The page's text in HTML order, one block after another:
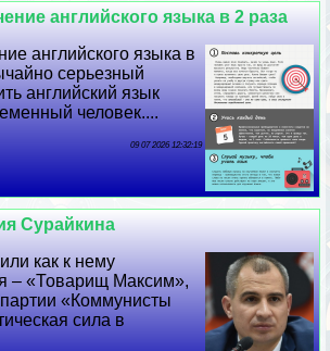
английского языка в 2 раза
английского языка в
серьезный
английский язык
человек....
09 07 2026 12:32:19
Сурайкина
как к нему
– «Товарищ Максим»,
«Коммунисты
сила в